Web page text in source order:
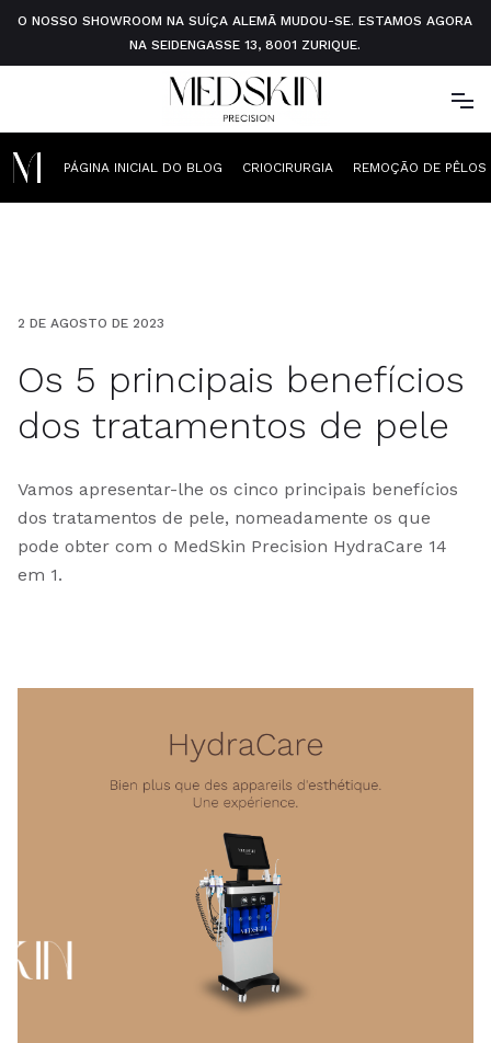
O NOSSO SHOWROOM NA SUÍÇA ALEMÃ MUDOU-SE. ESTAMOS AGORA
NA SEIDENGASSE 13, 8001 ZURIQUE.
PÁGINA INICIAL DO BLOG CRIOCIRURGIA REMOÇÃO DE
2 DE AGOSTO DE 2023
Os 5 principais benefícios
dos tratamentos de pele
Vamos apresentar-lhe os cinco principais benefícios
dos tratamentos de pele, nomeadamente os que
pode obter com o MedSkin Precision HydraCare 14
em 1.